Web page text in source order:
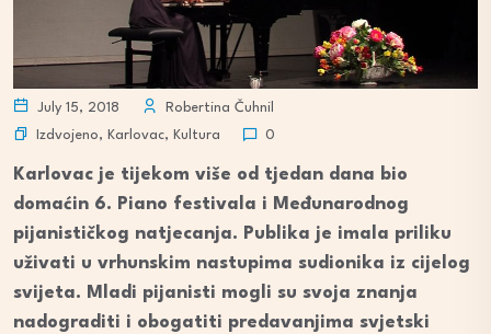
July 15, 2018
Robertina Čuhnil
Izdvojeno, Karlovac, Kultura 0
Karlovac je tijekom više od tjedan dana bio
domaćin 6. Piano festivala i Međunarodnog
pijanističkog natjecanja. Publika je imala priliku
uživati u vrhunskim nastupima sudionika iz cijelog
svijeta. Mladi pijanisti mogli su svoja znanja
nadograditi i obogatiti predavanjima svjetski